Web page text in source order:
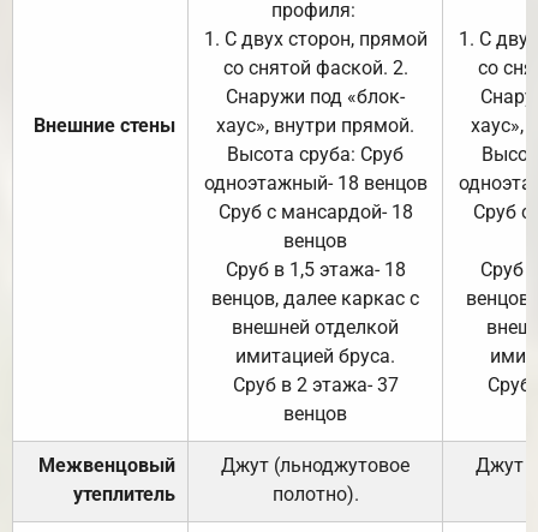
Внешние стены
профиля:
1. С двух сторон, прямой
со снятой фаской. 2.
Снаружи под «блок-
хаус», внутри прямой.
Высота сруба: Сруб
одноэтажный- 18 венцов
Сруб с мансардой- 18
венцов
Сруб в 1,5 этажа- 18
венцов, далее каркас с
внешней отделкой
имитацией бруса.
Сруб в 2 этажа- 37
венцов
1. С
со
хаус»,
Сруб с
Сруб
Сруб
Межвенцовый
утеплитель
Джут (льноджутовое
полотно).
Джут